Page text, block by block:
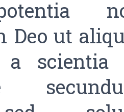
Deo ut
a scientia